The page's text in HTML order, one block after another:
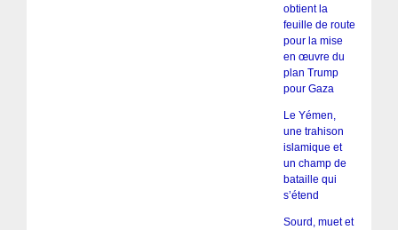
obtient la
feuille de route
pour la mise
en œuvre du
plan Trump
pour Gaza
Le Yémen,
une trahison
islamique et
un champ de
bataille qui
s’étend
Sourd, muet et